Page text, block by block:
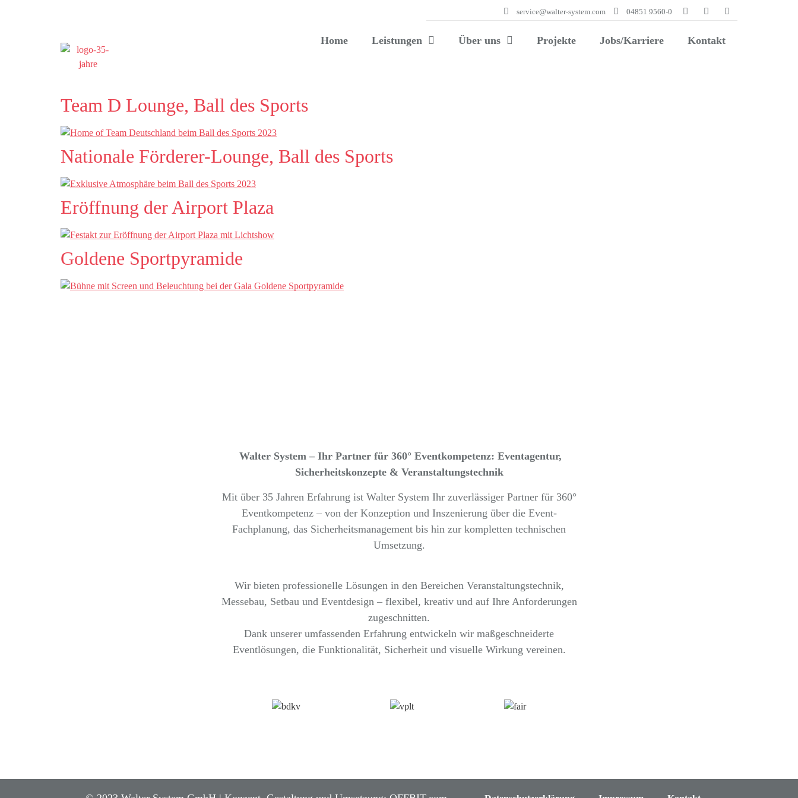
service@walter-system.com 04851 9560-0
Home Leistungen Über uns Projekte Jobs/Karriere Kontakt
Team D Lounge, Ball des Sports
Nationale Förderer-Lounge, Ball des Sports
Eröffnung der Airport Plaza
Goldene Sportpyramide
Walter System – Ihr Partner für 360° Eventkompetenz: Eventagentur,
Sicherheitskonzepte & Veranstaltungstechnik
Mit über 35 Jahren Erfahrung ist Walter System Ihr zuverlässiger Partner für 360°
Eventkompetenz – von der Konzeption und Inszenierung über die Event-
Fachplanung, das Sicherheitsmanagement bis hin zur kompletten technischen
Umsetzung.
Wir bieten professionelle Lösungen in den Bereichen Veranstaltungstechnik,
Messebau, Setbau und Eventdesign – flexibel, kreativ und auf Ihre Anforderungen
zugeschnitten.
Dank unserer umfassenden Erfahrung entwickeln wir maßgeschneiderte
Eventlösungen, die Funktionalität, Sicherheit und visuelle Wirkung vereinen.